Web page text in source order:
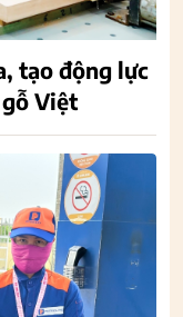
tạo động lực
Việt